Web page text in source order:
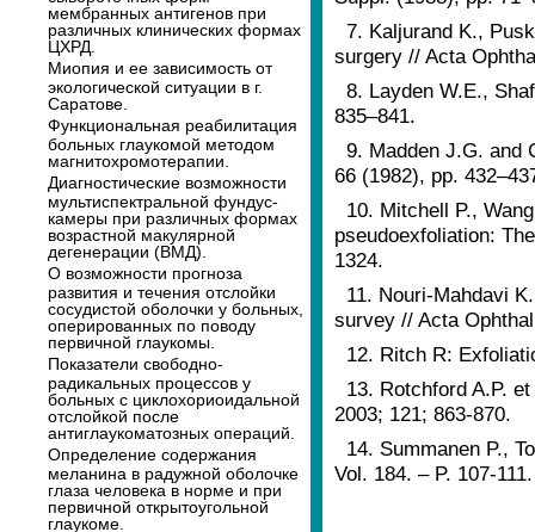
мембранных антигенов при
различных клинических формах
ЦХРД.
Миопия и ее зависимость от
экологической ситуации в г.
Саратове.
Функциональная реабилитация
больных глаукомой методом
магнитохромотерапии.
Диагностические возможности
мультиспектральной фундус-
камеры при различных формах
возрастной макулярной
дегенерации (ВМД).
О возможности прогноза
развития и течения отслойки
сосудистой оболочки у больных,
оперированных по поводу
первичной глаукомы.
Показатели свободно-
радикальных процессов у
больных с циклохориоидальной
отслойкой после
антиглаукоматозных операций.
Определение содержания
меланина в радужной оболочке
глаза человека в норме и при
первичной открытоугольной
глаукоме.
7. Kaljurand K.,
surgery // Acta
8. Layden W.E.,
835–841.
9. Madden J.G. and
66 (1982), pp.
10. Mitchell P.,
pseudoexfoliation:
1324.
11. Nouri-Mahdavi
survey // Acta
12. Ritch R:
13. Rotchford A.P.
2003; 121; 863-870.
14. Summanen P.,
Vol. 184. – P. 107-111.